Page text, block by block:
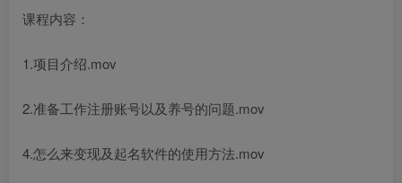
课程内容：
1.项目介绍.mov
2.准备工作注册账号以及养号的问题.mov
4.怎么来变现及起名软件的使用方法.mov